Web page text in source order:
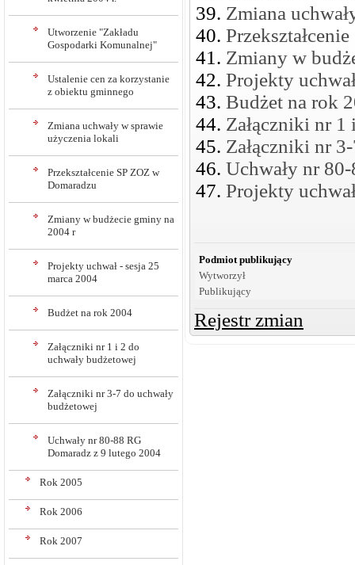
Utworzenie "Zakładu
Gospodarki Komunalnej"
Ustalenie cen za korzystanie
z obiektu gminnego
Zmiana uchwały w sprawie
użyczenia lokali
Przekształcenie SP ZOZ w
Domaradzu
Zmiany w budżecie gminy na
2004 r
Projekty uchwał - sesja 25
marca 2004
Budżet na rok 2004
Załączniki nr 1 i 2 do
uchwały budżetowej
Załączniki nr 3-7 do uchwały
budżetowej
Uchwały nr 80-88 RG
Domaradz z 9 lutego 2004
Rok 2005
Rok 2006
Rok 2007
Zmiana
Zmiany w
Projekty
Budżet na rok
Załączniki nr 1
Załączniki nr
Uchwały nr
Projekty
Podmiot publikujący
Wytworzył
Publikujący
Rejestr zmian